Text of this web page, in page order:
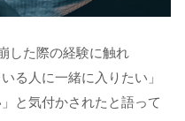
した際の経験に触れ
る人に一緒に入りたい」
と気付かされたと語って